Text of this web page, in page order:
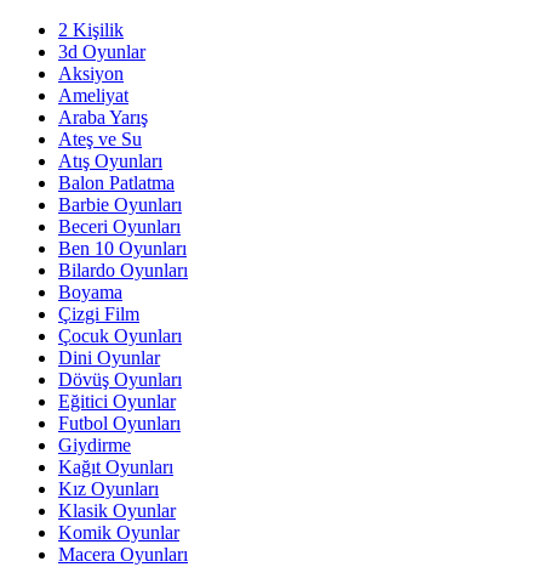
2 Kişilik
3d Oyunlar
Aksiyon
Ameliyat
Araba Yarış
Ateş ve Su
Atış Oyunları
Balon Patlatma
Barbie Oyunları
Beceri Oyunları
Ben 10 Oyunları
Bilardo Oyunları
Boyama
Çizgi Film
Çocuk Oyunları
Dini Oyunlar
Dövüş Oyunları
Eğitici Oyunlar
Futbol Oyunları
Giydirme
Kağıt Oyunları
Kız Oyunları
Klasik Oyunlar
Komik Oyunlar
Macera Oyunları